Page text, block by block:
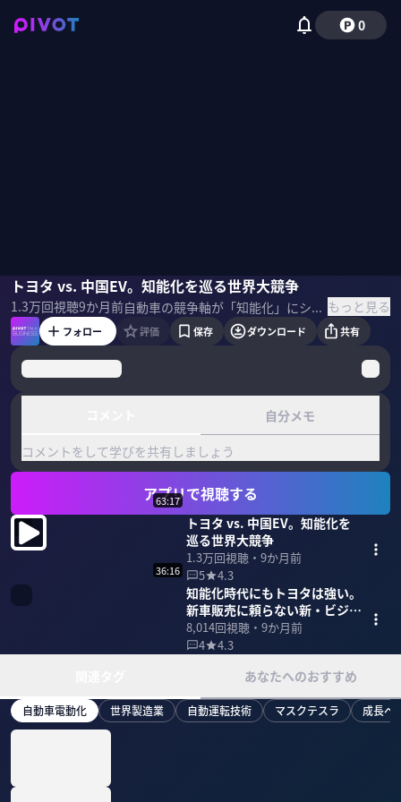
0
トヨタ vs. 中国EV。知能化を巡る世界大競争
1.3万回視聴9か月前 自動車の競争軸が「知能化」にシフトする中、二大勢力となっているのが、トヨタと中国EV勢。両者は今、どんな戦略を推進しているのか？勝つのはどちらなのか？『トヨタ対 中国EV』の著者である自動車アナリストの中西孝樹氏に聞いた。 ＜ゲスト＞ 中西孝樹｜自動車アナリスト オレゴン大学を卒業後、山一證券、メリルリンチ証券、JPモルガン証券などで勤務。 JPモルガン証券では株式調査部長を務めた。2013年にナカニシ自動車産業リサーチの代表に就任。アナリストランキング6年連続第1位。 ▼参考書籍 『トヨタ対中国EV』 もっと見る
中西孝樹佐々木紀彦
フォロー 評価 保存 ダウンロード 共有
自分メモ
コメントをして学びを共有しましょう
アプリで視聴する
63:17
トヨタ vs. 中国EV。知能化を
巡る世界大競争
1.3万回視聴・ 9か月前
5
4.3
36:16
知能化時代にもトヨタは強い。
新車販売に頼らない新・ビジネ
スモデル
8,014回視聴・ 9か月前
4
4.3
あなたへのおすすめ
自動車電動化 世界製造業 自動運転技術 マスクテスラ 成長ベ